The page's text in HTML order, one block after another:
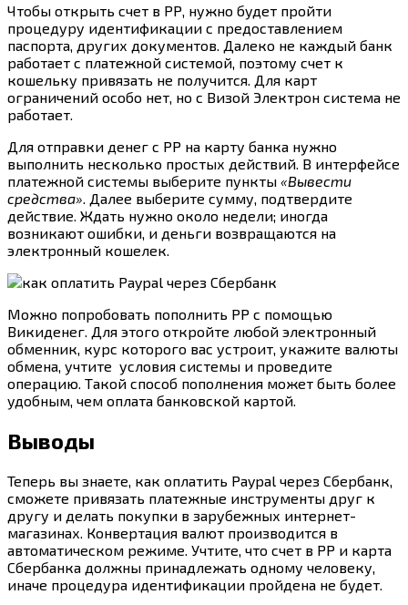
Чтобы открыть счет в РР, нужно будет пройти
процедуру идентификации с предоставлением
паспорта, других документов. Далеко не каждый банк
работает с платежной системой, поэтому счет к
кошельку привязать не получится. Для карт
ограничений особо нет, но с Визой Электрон система не
работает.
Для отправки денег с РР на карту банка нужно
выполнить несколько простых действий. В интерфейсе
платежной системы выберите пункты «Вывести
средства». Далее выберите сумму, подтвердите
действие. Ждать нужно около недели; иногда
возникают ошибки, и деньги возвращаются на
электронный кошелек.
Можно попробовать пополнить РР с помощью
Викиденег. Для этого откройте любой электронный
обменник, курс которого вас устроит, укажите валюты
обмена, учтите условия системы и проведите
операцию. Такой способ пополнения может быть более
удобным, чем оплата банковской картой.
Выводы
Теперь вы знаете, как оплатить Paypal через Сбербанк,
сможете привязать платежные инструменты друг к
другу и делать покупки в зарубежных интернет-
магазинах. Конвертация валют производится в
автоматическом режиме. Учтите, что счет в РР и карта
Сбербанка должны принадлежать одному человеку,
иначе процедура идентификации пройдена не будет.